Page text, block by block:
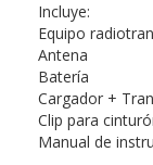
Incluye:
Equipo
Antena
Batería
Cargador +
Clip para
Manual de